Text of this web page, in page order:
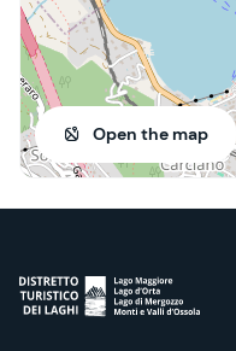
Open the map